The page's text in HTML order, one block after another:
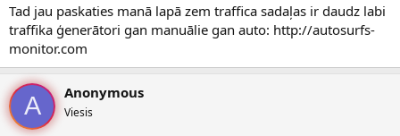
Tad jau paskaties manā lapā zem traffica sadaļas ir daudz labi
traffika ģenerātori gan manuālie gan auto: http://autosurfs-
monitor.com
A Anonymous
Viesis